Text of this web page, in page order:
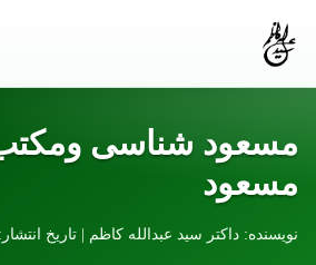
مسعود شناسی
مسعود
نویسنده: داکتر سید عبدالله کاظم | تاریخ انتشار: 10 سپتمبر2018